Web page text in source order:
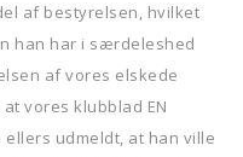
af bestyrelsen, hvilket
han har i særdeleshed
af vores elskede
vores klubblad EN
ellers udmeldt, at han ville